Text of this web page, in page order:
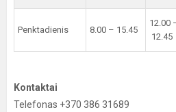
Penktadienis 8.00 – 15.45
12.00
12.45
Kontaktai
Telefonas +370 386 31689